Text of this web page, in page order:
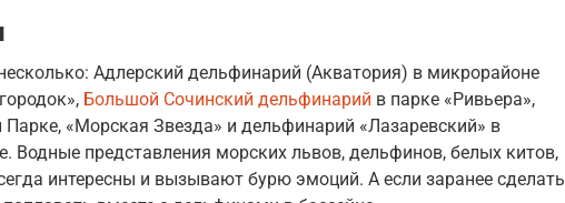
Адлерский дельфинарий (Акватория) в микрорайоне
Большой Сочинский дельфинарий в парке «Ривьера»,
«Морская Звезда» и дельфинарий «Лазаревский» в
Водные представления морских львов, дельфинов, белых китов,
интересны и вызывают бурю эмоций. А если заранее сделать